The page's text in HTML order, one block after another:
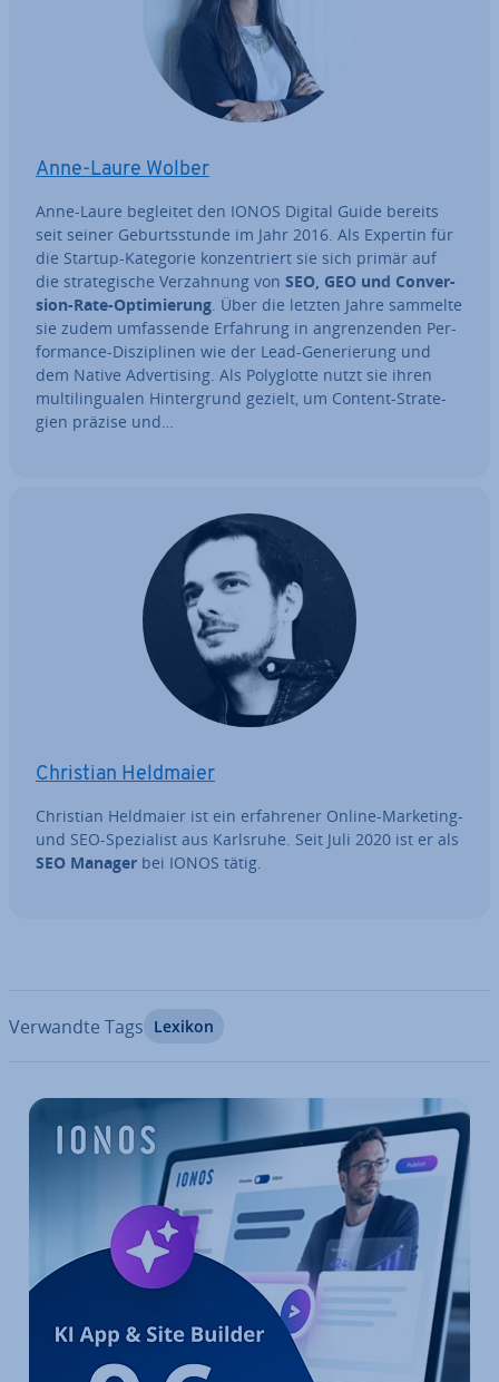
Anne-Laure Wolber
Anne-Laure begleitet den IONOS Digital Guide bereits
seit seiner Ge­burts­stun­de im Jahr 2016. Als Expertin für
die Startup-Kategorie kon­zen­triert sie sich primär auf
die stra­te­gi­sche Ver­zah­nung von SEO, GEO und Con­ver­
si­on-Rate-Op­ti­mie­rung. Über die letzten Jahre sammelte
sie zudem um­fas­sen­de Erfahrung in an­gren­zen­den Per­
for­mance-Dis­zi­pli­nen wie der Lead-Ge­ne­rie­rung und
dem Native Ad­ver­ti­sing. Als Po­ly­glot­te nutzt sie ihren
mul­ti­l­in­gua­len Hin­ter­grund gezielt, um Content-Stra­te­
gien präzise und…
Christian Heldmaier
Christian Heldmaier ist ein er­fah­re­ner Online-Marketing-
und SEO-Spe­zia­list aus Karlsruhe. Seit Juli 2020 ist er als
SEO Manager bei IONOS tätig.
Verwandte Tags Lexikon
Zum Hauptmenü